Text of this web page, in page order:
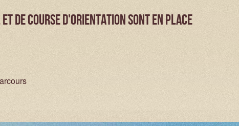
de course d'orientation sont en place